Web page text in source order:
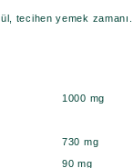
tecihen yemek zamanı.
1000 mg
730 mg
90 mg